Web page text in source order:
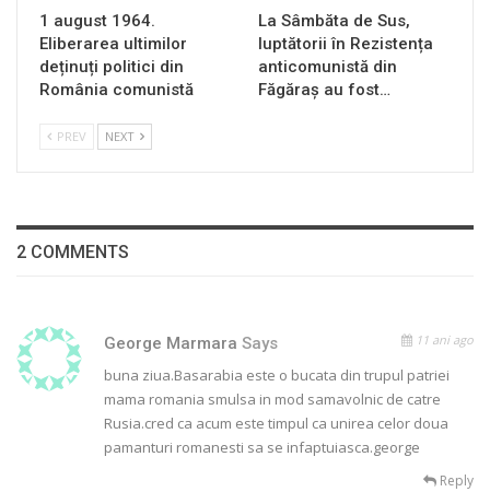
1 august 1964.
Eliberarea ultimilor
deținuți politici din
România comunistă
La Sâmbăta de Sus,
luptătorii în Rezistența
anticomunistă din
Făgăraș au fost…
PREV NEXT
2 COMMENTS
George Marmara Says 11 ani ago
buna ziua.Basarabia este o bucata din trupul patriei
mama romania smulsa in mod samavolnic de catre
Rusia.cred ca acum este timpul ca unirea celor doua
pamanturi romanesti sa se infaptuiasca.george
Reply